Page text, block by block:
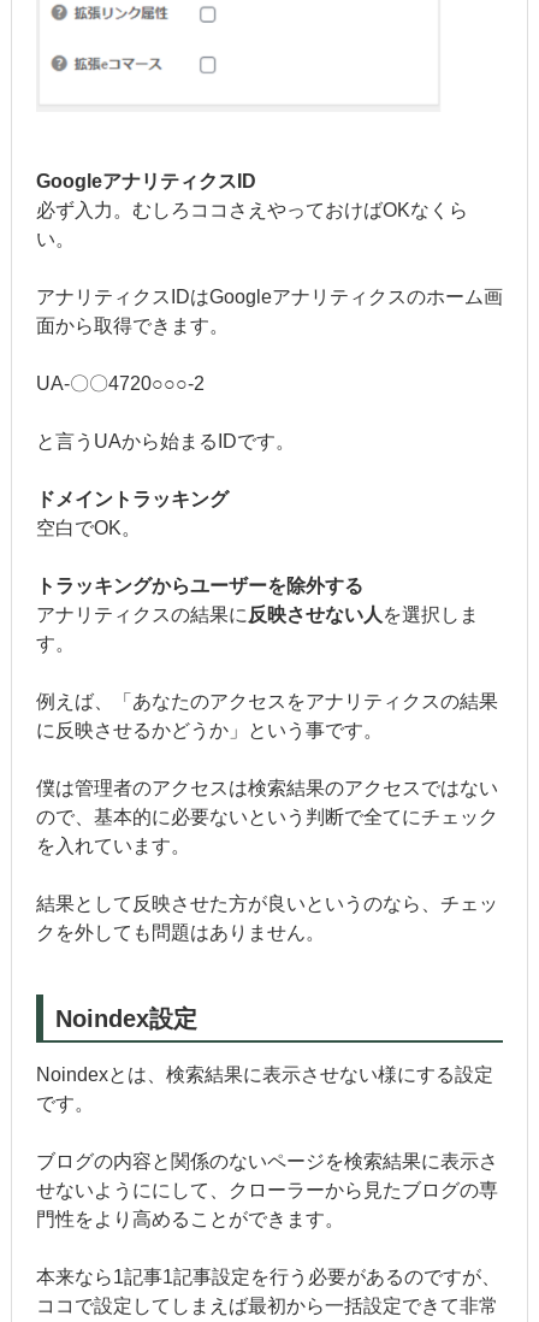
GoogleアナリティクスID
必ず入力。むしろココさえやっておけばOKなくら
い。
アナリティクスIDはGoogleアナリティクスのホーム画
面から取得できます。
UA-〇〇4720○○○-2
と言うUAから始まるIDです。
ドメイントラッキング
空白でOK。
トラッキングからユーザーを除外する
アナリティクスの結果に 反映させない人 を選択しま
す。
例えば、「あなたのアクセスをアナリティクスの結果
に反映させるかどうか」という事です。
僕は管理者のアクセスは検索結果のアクセスではない
ので、基本的に必要ないという判断で全てにチェック
を入れています。
結果として反映させた方が良いというのなら、チェッ
クを外しても問題はありません。
Noindex設定
Noindexとは、検索結果に表示させない様にする設定
です。
ブログの内容と関係のないページを検索結果に表示さ
せないようににして、クローラーから見たブログの専
門性をより高めることができます。
本来なら1記事1記事設定を行う必要があるのですが、
ココで設定してしまえば最初から一括設定できて非常